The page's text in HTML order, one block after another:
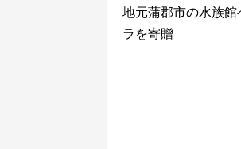
地元蒲郡市の水族
ラを寄贈